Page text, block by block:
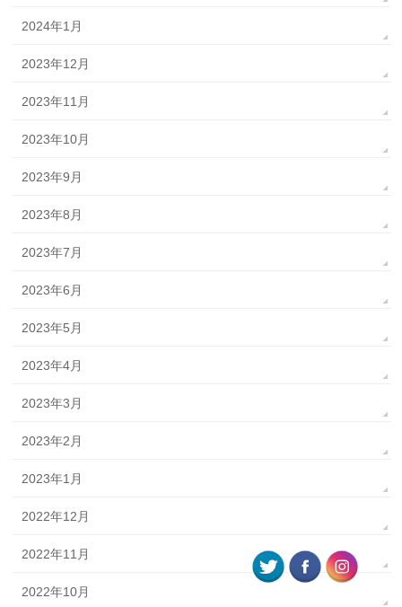
2024年1月
2023年12月
2023年11月
2023年10月
2023年9月
2023年8月
2023年7月
2023年6月
2023年5月
2023年4月
2023年3月
2023年2月
2023年1月
2022年12月
2022年11月
2022年10月